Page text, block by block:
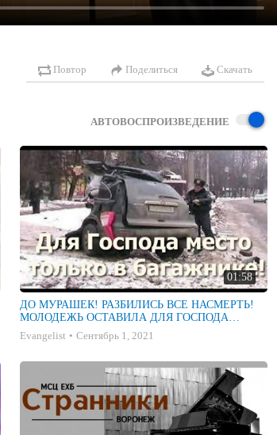
Повтор Поделиться Скачать
АВТОВОСПРОИЗВЕДЕНИЕ
01:58
ДО МУРАШЕК! РАЗБИЛИСЬ ВСЕ НАСМЕРТЬ!
МОЛОДЕЖЬ ОСТАВИЛА ДЛЯ ГОСПОДА
МЕСТО ТОЛЬКО В БАГАЖНИКЕ!
Evangelist Сентябрь 1, 2021